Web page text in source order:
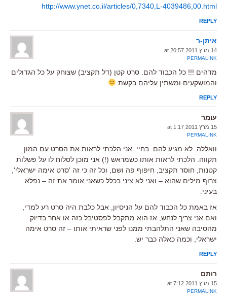
http://www.ynet.co.il/articles/0,7340,L-4039486,00.html
REPLY
איתן-ר
14 מרץ 2011 at 20:57
PERMALINK
מדהים !!! כל הכבוד להם. סרט קטן (דל תקציב) שצוחק על כל הגדולים
והמושקעים ומשתין עליהם בקשת
REPLY
עומר
15 מרץ 2011 at 1:17
PERMALINK
וואללה. לא מגיע להם. בחיי. אני הלכתי לראות את הסרט עם המון
תקווה. הלכתי לראות אותו כשמראש (!) אני מוכן לסלוח לו על פשלות
קטנות, חוסר תקציב, חיפוף פה ושם, וכל זה כי זה 'סרט אימה ישראלי',
צרוף מילים שהוא – ואני לא ציני בכלל כשאני אומר את זה – נפלא
בעיני.
אז באמת כל הכבוד להם על הניסיון, אבל כלבת היה סרט רע למדי,
ואם אני צריך לנחש, אז הוא מתקבל לפסטיבל כזה או אחר בדיוק
מהסיבה שאני התלהבתי ממנו לפני שראיתי אותו – זה סרט אימה
ישראלי, וכמה כאלה כבר יש.
REPLY
רותם
15 מרץ 2011 at 7:12
PERMALINK